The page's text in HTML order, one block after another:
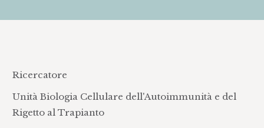
Ricercatore
Unità Biologia Cellulare dell'Autoimmunità e del
Rigetto al Trapianto